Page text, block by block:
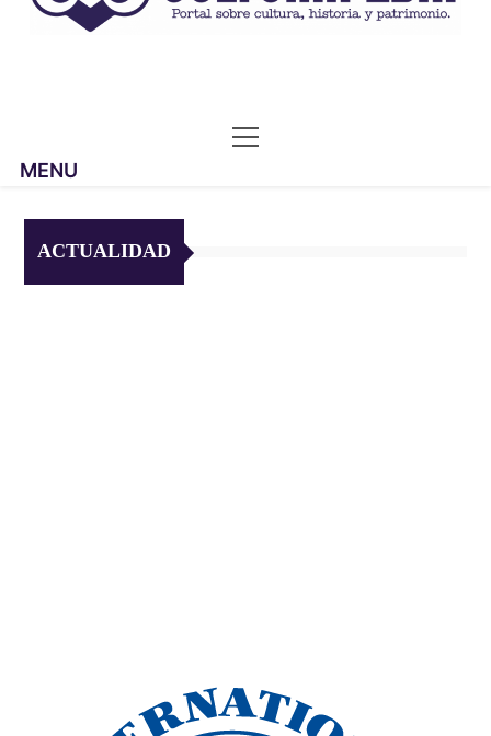
MENU
ACTUALIDAD